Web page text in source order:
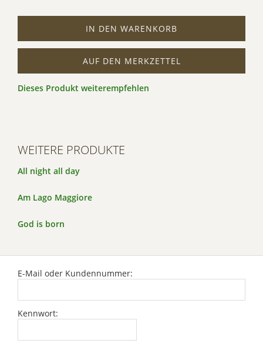
IN DEN WARENKORB
AUF DEN MERKZETTEL
Dieses Produkt weiterempfehlen
WEITERE PRODUKTE
All night all day
Am Lago Maggiore
God is born
E-Mail oder Kundennummer:
Kennwort: